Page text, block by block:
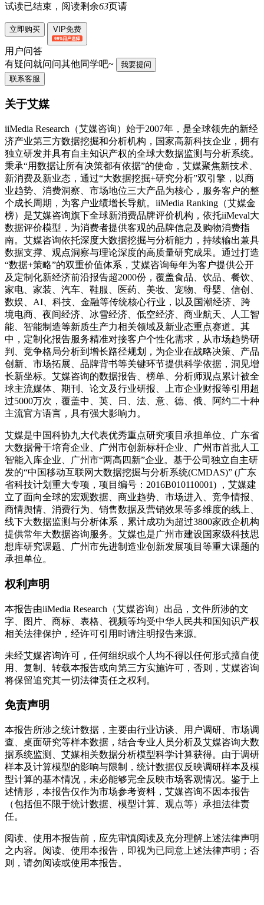
试读已结束，阅读剩余63页请
立即购买 VIP免费
用户问答
有疑问就问问其他同学吧~
我要提问
联系客服
关于艾媒
iiMedia Research（艾媒咨询）始于2007年，是全球领先的新经
济产业第三方数据挖掘和分析机构，国家高新科技企业，拥有
独立研发并具有自主知识产权的全球大数据监测与分析系统。
秉承“用数据让所有决策都有依据”的使命，艾媒聚焦新技术、
新消费及新业态，通过“大数据挖掘+研究分析”双引擎，以商
业趋势、消费洞察、市场地位三大产品为核心，服务客户的整
个成长周期，为客户业绩增长导航。iiMedia Ranking（艾媒金
榜）是艾媒咨询旗下全球新消费品牌评价机构，依托iiMeval大
数据评价模型，为消费者提供客观的品牌信息及购物消费指
南。艾媒咨询依托深度大数据挖掘与分析能力，持续输出兼具
数据支撑、观点洞察与理论深度的高质量研究成果。通过打造
“数据+策略”的双重价值体系，艾媒咨询每年为客户提供公开
及定制化新经济前沿报告超2000份，覆盖食品、饮品、餐饮、
家电、家装、汽车、鞋服、医药、美妆、宠物、母婴、信创、
数娱、AI、科技、金融等传统核心行业，以及国潮经济、跨
境电商、夜间经济、冰雪经济、低空经济、商业航天、人工智
能、智能制造等新质生产力相关领域及新业态重点赛道。其
中，定制化报告服务精准对接客户个性化需求，从市场趋势研
判、竞争格局分析到增长路径规划，为企业在战略决策、产品
创新、市场拓展、品牌背书等关键环节提供科学依据，洞见增
长新坐标。艾媒咨询的数据报告、榜单、分析师观点累计被全
球主流媒体、期刊、论文及行业研报、上市企业财报等引用超
过5000万次，覆盖中、英、日、法、意、德、俄、阿约二十种
主流官方语言，具有强大影响力。
艾媒是中国科协九大代表优秀重点研究项目承担单位、广东省
大数据骨干培育企业、广州市创新标杆企业、广州市首批人工
智能入库企业、广州市“两高四新”企业。基于公司独立自主研
发的“中国移动互联网大数据挖掘与分析系统(CMDAS)” (广东
省科技计划重大专项，项目编号：2016B010110001) ，艾媒建
立了面向全球的宏观数据、商业趋势、市场进入、竞争情报、
商情舆情、消费行为、销售数据及营销效果等多维度的线上、
线下大数据监测与分析体系，累计成功为超过3800家政企机构
提供常年大数据咨询服务。艾媒也是广州市建设国家级科技思
想库研究课题、广州市先进制造业创新发展项目等重大课题的
承担单位。
权利声明
本报告由iiMedia Research（艾媒咨询）出品，文件所涉的文
字、图片、商标、表格、视频等均受中华人民共和国知识产权
相关法律保护，经许可引用时请注明报告来源。
未经艾媒咨询许可，任何组织或个人均不得以任何形式擅自使
用、复制、转载本报告或向第三方实施许可，否则，艾媒咨询
将保留追究其一切法律责任之权利。
免责声明
本报告所涉之统计数据，主要由行业访谈、用户调研、市场调
查、桌面研究等样本数据，结合专业人员分析及艾媒咨询大数
据系统监测、艾媒相关数据分析模型科学计算获得。由于调研
样本及计算模型的影响与限制，统计数据仅反映调研样本及模
型计算的基本情况，未必能够完全反映市场客观情况。鉴于上
述情形，本报告仅作为市场参考资料，艾媒咨询不因本报告
（包括但不限于统计数据、模型计算、观点等）承担法律责
任。
阅读、使用本报告前，应先审慎阅读及充分理解上述法律声明
之内容。阅读、使用本报告，即视为已同意上述法律声明；否
则，请勿阅读或使用本报告。